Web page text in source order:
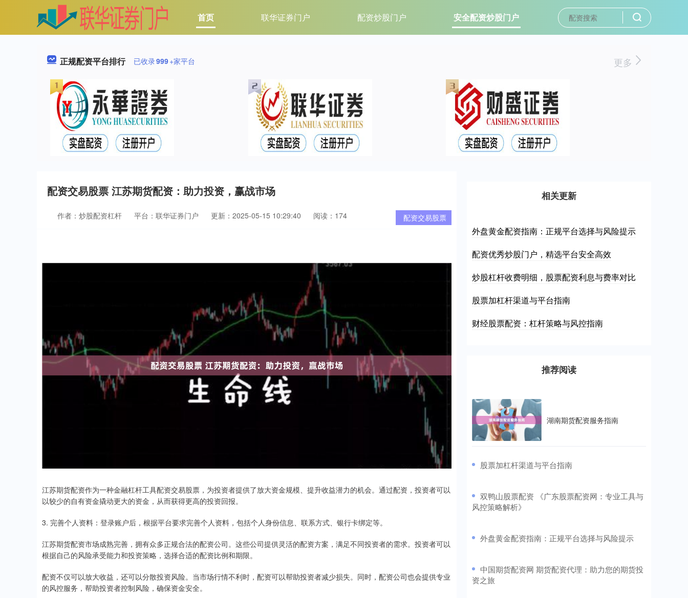
首页 联华证券门户 配资炒股门户 安全配资炒股门户
正规配资平台排行 已收录999+家平台 更多
配资交易股票 江苏期货配资：助力投资，赢战市场
配资交易股票
作者：炒股配资杠杆 平台：联华证券门户 更新：2025-05-15 10:29:40 阅读：174
江苏期货配资作为一种金融杠杆工具配资交易股票，为投资者提供了放大资金规模、提升收益潜力的机会。通过配资，投资者可以
以较少的自有资金撬动更大的资金，从而获得更高的投资回报。
3. 完善个人资料：登录账户后，根据平台要求完善个人资料，包括个人身份信息、联系方式、银行卡绑定等。
江苏期货配资市场成熟完善，拥有众多正规合法的配资公司。这些公司提供灵活的配资方案，满足不同投资者的需求。投资者可以
根据自己的风险承受能力和投资策略，选择合适的配资比例和期限。
配资不仅可以放大收益，还可以分散投资风险。当市场行情不利时，配资可以帮助投资者减少损失。同时，配资公司也会提供专业
的风控服务，帮助投资者控制风险，确保资金安全。
相关更新
外盘黄金配资指南：正规平台选择与风险提示
配资优秀炒股门户，精选平台安全高效
炒股杠杆收费明细，股票配资利息与费率对比
股票加杠杆渠道与平台指南
财经股票配资：杠杆策略与风控指南
推荐阅读
湖南期货配资服务指南
​股票加杠杆渠道与平台指南
​双鸭山股票配资 《广东股票配资网：专业工具与
风控策略解析》
​外盘黄金配资指南：正规平台选择与风险提示
​中国期货配资网 期货配资代理：助力您的期货投
资之旅